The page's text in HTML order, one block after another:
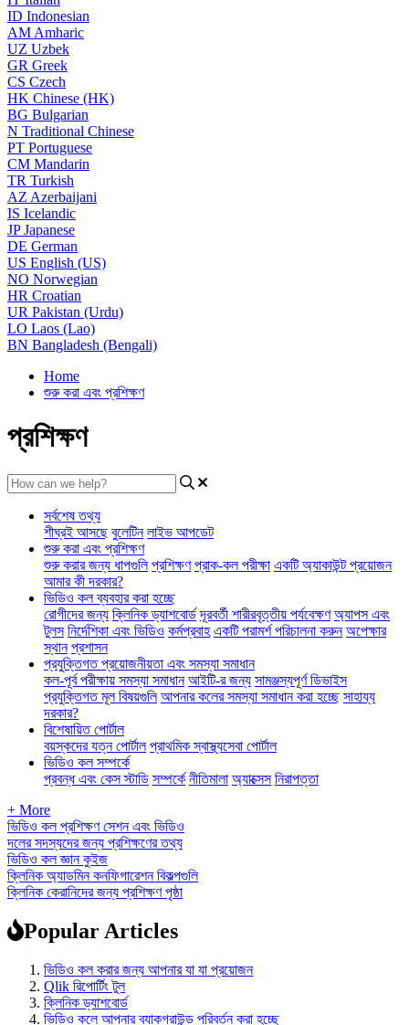
ID Indonesian
AM Amharic
UZ Uzbek
GR Greek
CS Czech
HK Chinese (HK)
BG Bulgarian
N Traditional Chinese
PT Portuguese
CM Mandarin
TR Turkish
AZ Azerbaijani
IS Icelandic
JPJapanese
DE German
US English (US)
NO Norwegian
HR Croatian
UR Pakistan (Urdu)
LO Laos (Lao)
BN Bangladesh (Bengali)
Home
শুরু করা এবং প্রশিক্ষণ
প্রশিক্ষণ
সর্বশেষ তথ্য
শীঘ্রই আসছে বুলেটিন লাইভ আপডেট
শুরু করা এবং প্রশিক্ষণ
শুরু করার জন্য ধাপগুলি প্রশিক্ষণ প্রাক-কল পরীক্ষা একটি অ্যাকাউন্ট প্রয়োজন
আমার কী দরকার?
ভিডিও কল ব্যবহার করা হচ্ছে
রোগীদের জন্য ক্লিনিক ড্যাশবোর্ড দূরবর্তী শারীরবৃত্তীয় পর্যবেক্ষণ অ্যাপস এবং
টুলস নির্দেশিকা এবং ভিডিও কর্মপ্রবাহ একটি পরামর্শ পরিচালনা করুন অপেক্ষার
স্থান প্রশাসন
প্রযুক্তিগত প্রয়োজনীয়তা এবং সমস্যা সমাধান
কল-পূর্ব পরীক্ষায় সমস্যা সমাধান আইটি-র জন্য সামঞ্জস্যপূর্ণ ডিভাইস
প্রযুক্তিগত মূল বিষয়গুলি আপনার কলের সমস্যা সমাধান করা হচ্ছে সাহায্য
দরকার?
বিশেষায়িত পোর্টাল
বয়স্কদের যত্ন পোর্টাল প্রাথমিক স্বাস্থ্যসেবা পোর্টাল
ভিডিও কল সম্পর্কে
প্রবন্ধ এবং কেস স্টাডি সম্পর্কে নীতিমালা অ্যাক্সেস নিরাপত্তা
+ More
ভিডিও কল প্রশিক্ষণ সেশন এবং ভিডিও
দলের সদস্যদের জন্য প্রশিক্ষণের তথ্য
ভিডিও কল জ্ঞান কুইজ
ক্লিনিক অ্যাডমিন কনফিগারেশন বিকল্পগুলি
ক্লিনিক কেরানিদের জন্য প্রশিক্ষণ পৃষ্ঠা
Popular Articles
ভিডিও কল করার জন্য আপনার যা যা প্রয়োজন
Qlik রিপোর্টিং টুল
ক্লিনিক ড্যাশবোর্ড
ভিডিও কলে আপনার ব্যাকগ্রাউন্ড পরিবর্তন করা হচ্ছে